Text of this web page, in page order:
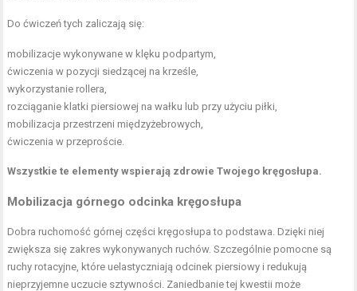
Do ćwiczeń tych zaliczają się:
mobilizacje wykonywane w klęku podpartym
ćwiczenia w pozycji siedzącej na krześle,
wykorzystanie rollera,
rozciąganie klatki piersiowej na wałku lub przy użyciu piłki,
mobilizacja przestrzeni międzyżebrowych,
ćwiczenia w przeproście.
Wszystkie te elementy wspierają zdrowie Twojego kręgosłupa.
Mobilizacja górnego odcinka kręgosłupa
Dobra ruchomość górnej części kręgosłupa to podstawa. Dzięki niej
zwiększa się zakres wykonywanych ruchów. Szczególnie pomocne są
ruchy rotacyjne, które uelastyczniają odcinek piersiowy i redukują
nieprzyjemne uczucie sztywności. Zaniedbanie tej kwestii może